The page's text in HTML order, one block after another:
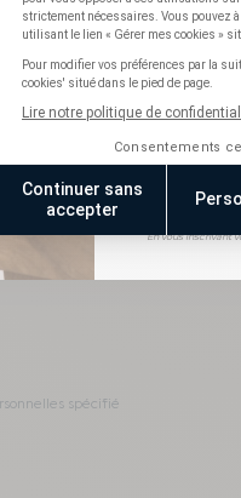
première,
spécifié
J'accepte
En vous inscrivant